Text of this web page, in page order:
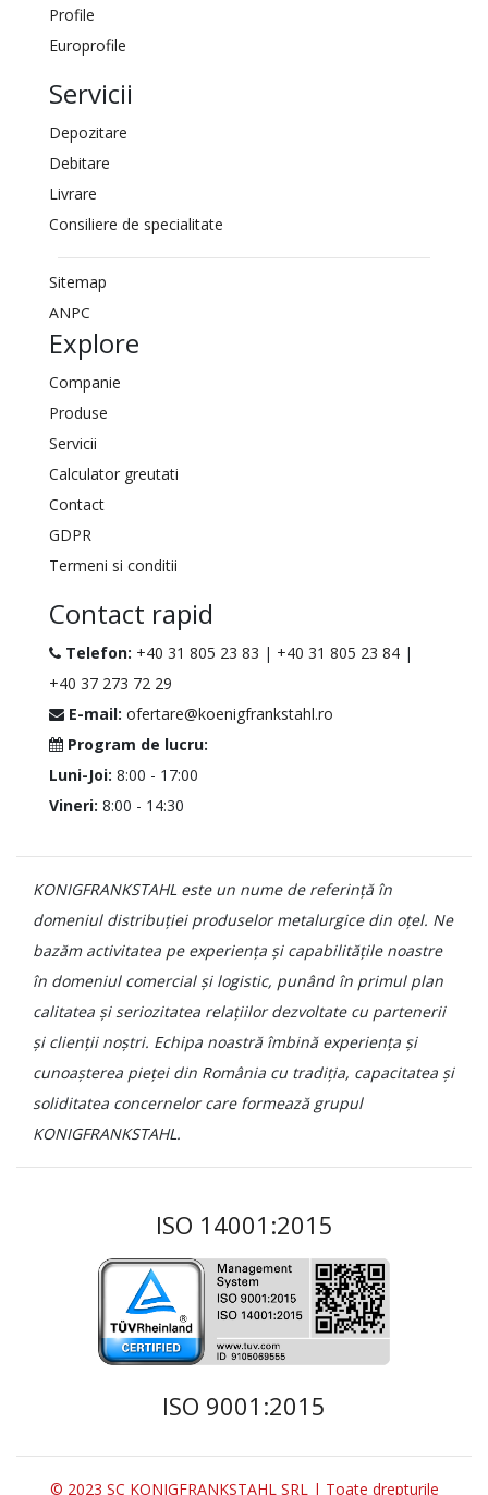
Profile
Europrofile
Servicii
Depozitare
Debitare
Livrare
Consiliere de specialitate
Sitemap
ANPC
Explore
Companie
Produse
Servicii
Calculator greutati
Contact
GDPR
Termeni si conditii
Contact rapid
Telefon: +40 31 805 23 83 | +40 31 805 23 84 |
+40 37 273 72 29
E-mail: ofertare@koenigfrankstahl.ro
Program de lucru:
Luni-Joi: 8:00 - 17:00
Vineri: 8:00 - 14:30
KONIGFRANKSTAHL este un nume de referință în
domeniul distribuției produselor metalurgice din oțel. Ne
bazăm activitatea pe experiența și capabilitățile noastre
în domeniul comercial și logistic, punând în primul plan
calitatea și seriozitatea relațiilor dezvoltate cu partenerii
și clienții noștri. Echipa noastră îmbină experiența și
cunoașterea pieței din România cu tradiția, capacitatea și
soliditatea concernelor care formează grupul
KONIGFRANKSTAHL.
ISO 14001:2015
ISO 9001:2015
© 2023 SC KONIGFRANKSTAHL SRL | Toate drepturile